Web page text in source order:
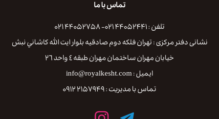
تماس با ما
تلفن : ۴۴۰۵۲۴۴۱ ۰۲۱- ۴۴۰۵۲۷۵۸ ۰۲۱
نشانی دفتر مرکزی : تهران فلكه دوم صادقيه بلوار ايت الله كاشاني نبش
خيابان مهران ساختمان مهران طبقه ٤ واحد ٢٦
ایمیل : info@royalkesht.com
تماس با مدیریت : ۲۱۵۷۹۴۹ ۰۹۱۲